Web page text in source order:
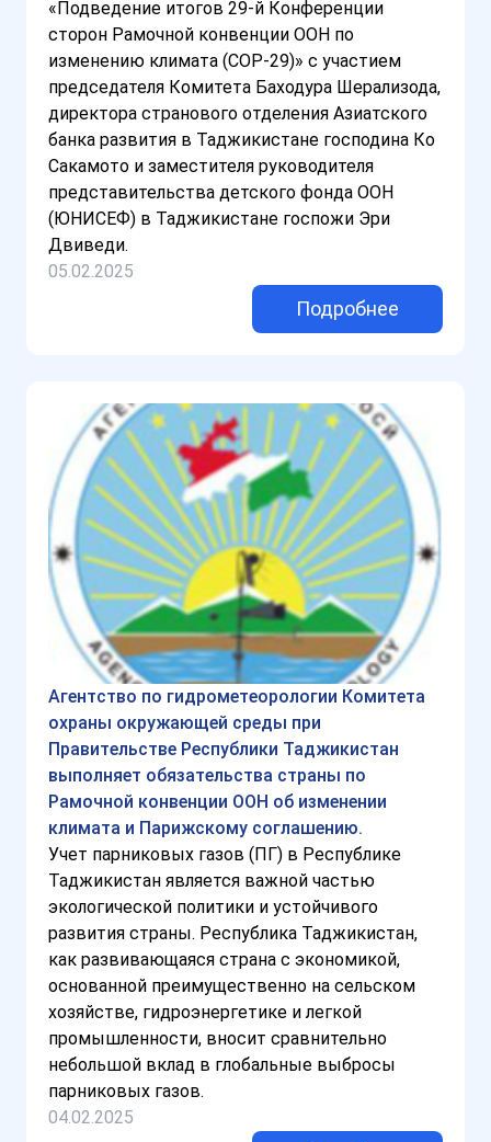
«Подведение итогов 29-й Конференции
сторон Рамочной конвенции ООН по
изменению климата (COP-29)» с участием
председателя Комитета Баходура Шерализода,
директора странового отделения Азиатского
банка развития в Таджикистане господина Ко
Сакамото и заместителя руководителя
представительства детского фонда ООН
(ЮНИСЕФ) в Таджикистане госпожи Эри
Двиведи.
05.02.2025
Подробнее
Агентство по гидрометеорологии Комитета
охраны окружающей среды при
Правительстве Республики Таджикистан
выполняет обязательства страны по
Рамочной конвенции ООН об изменении
климата и Парижскому соглашению.
Учет парниковых газов (ПГ) в Республике
Таджикистан является важной частью
экологической политики и устойчивого
развития страны. Республика Таджикистан,
как развивающаяся страна с экономикой,
основанной преимущественно на сельском
хозяйстве, гидроэнергетике и легкой
промышленности, вносит сравнительно
небольшой вклад в глобальные выбросы
парниковых газов.
04.02.2025